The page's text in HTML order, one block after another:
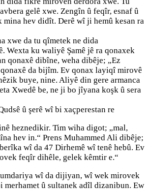
gelê xwe. Zengîn û feqîr, esnaf û
mina hev didît. Derê wî ji hemû kesan ra
xwe da tu qîmetek ne dida
Wexta ku waliyê Şamê jê ra qonaxek
qonaxê dibîne, weha dibêje; „Ez
da bijîm. Ev qonax layiqî mirovê
buye, nine. Aliyê din gere armanca
Xwedê be, ne ji bo jîyana koşk û sera
û şerê wî bi xaçperestan re
heznedikir. Tim wiha digot; „mal,
hev in.“ Prens Muhammed Ali dibêje;
wî da 47 Dirhemê wî tenê hebû. Ev
feqîr dihêle, gelek kêmtir e.“
wî da dijiyan, wî wek mirovek
merhamet û sultanek adîl dizanibun. Ew